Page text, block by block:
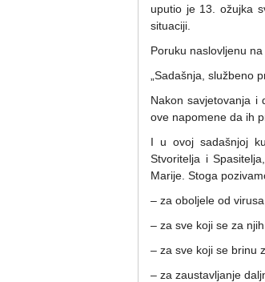
uputio je 13. ožujka
situaciji.
Poruku naslovljenu
„Sadašnja, službeno
Nakon savjetovanja i
ove napomene da ih
I u ovoj sadašnjoj
Stvoritelja i
Marije. Stoga
– za oboljele od virusa,
– za sve koji se za njih
– za sve koji se brinu
– za zaustavljanje